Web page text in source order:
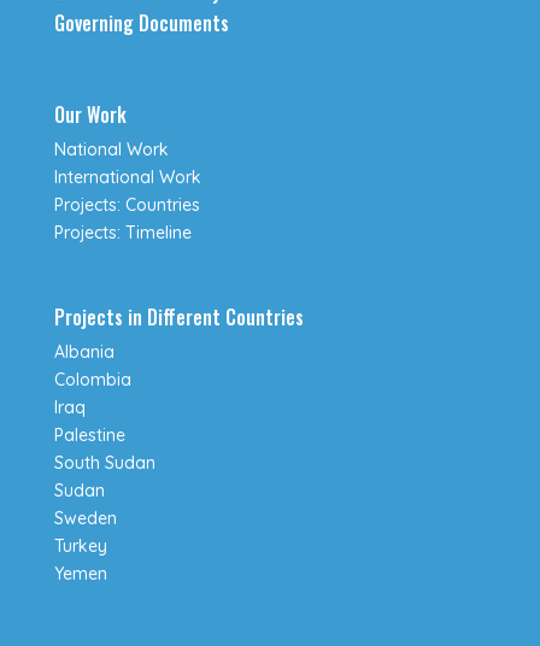
Governing Documents
Our Work
National Work
International Work
Projects: Countries
Projects: Timeline
Projects in Different Countries
Albania
Colombia
Iraq
Palestine
South Sudan
Sudan
Sweden
Turkey
Yemen